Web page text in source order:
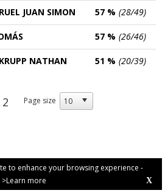
to enhance your browsing experience -
>Learn more
X
JUAN SIMON 57 % (28/49)
57 % (26/46)
NATHAN 51 % (20/39)
2 Page size